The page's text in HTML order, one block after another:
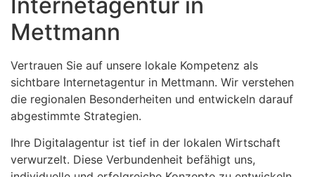
Mettmann
Vertrauen Sie auf unsere lokale Kompetenz als
sichtbare Internetagentur in Mettmann. Wir verstehen
die regionalen Besonderheiten und entwickeln darauf
abgestimmte Strategien.
Ihre Digitalagentur ist tief in der lokalen Wirtschaft
verwurzelt. Diese Verbundenheit befähigt uns,